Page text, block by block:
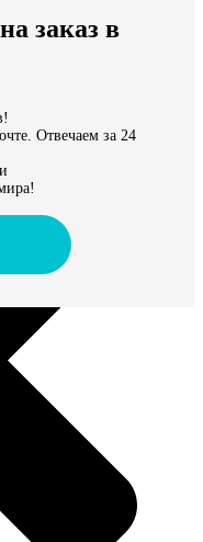
заказ в
Отвечаем за 24